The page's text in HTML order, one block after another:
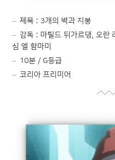
제목 : 3개의 벽과 지붕
감독 : 마틸드 뒤가르댕, 오란
심 엘 함마미
10분 / G등급
코리아 프리미어